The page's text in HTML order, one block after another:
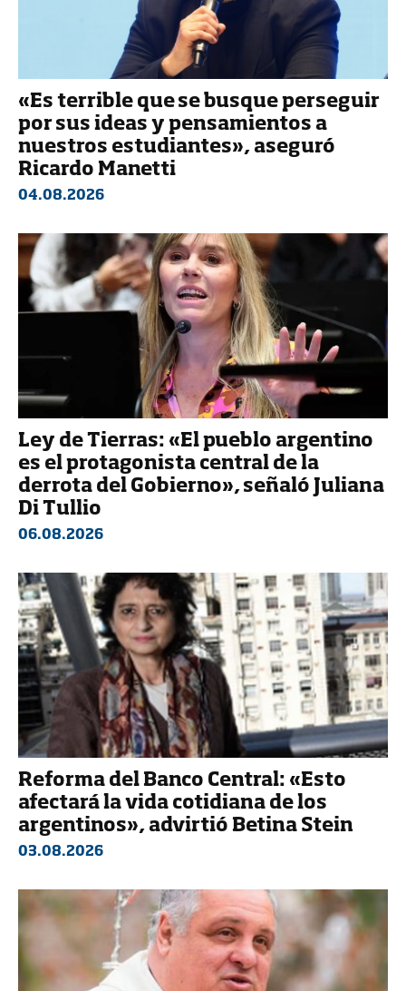
«Es terrible que se busque perseguir
por sus ideas y pensamientos a
nuestros estudiantes», aseguró
Ricardo Manetti
04.08.2026
Ley de Tierras: «El pueblo argentino
es el protagonista central de la
derrota del Gobierno», señaló Juliana
Di Tullio
06.08.2026
Reforma del Banco Central: «Esto
afectará la vida cotidiana de los
argentinos», advirtió Betina Stein
03.08.2026